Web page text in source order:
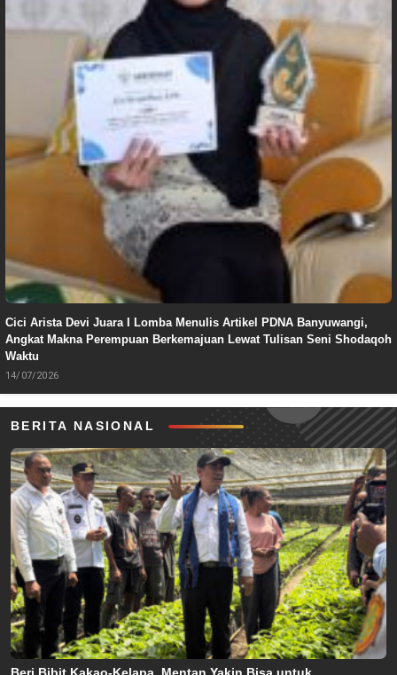
Cici Arista Devi Juara I Lomba Menulis Artikel PDNA Banyuwangi,
Angkat Makna Perempuan Berkemajuan Lewat Tulisan Seni Shodaqoh
Waktu
14/07/2026
BERITA NASIONAL